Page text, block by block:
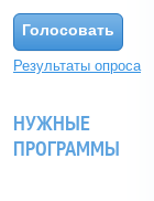
Голосовать
Результаты опроса
НУЖНЫЕ
ПРОГРАММЫ